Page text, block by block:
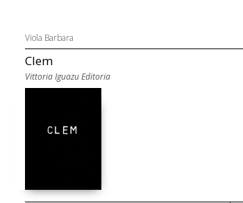
Viola Barbara
Clem
Vittoria Iguazu Editoria